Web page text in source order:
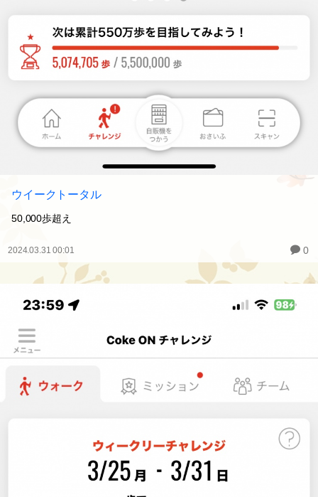
ウイークトータル
50,000歩超え
2024.03.31 00:01 0